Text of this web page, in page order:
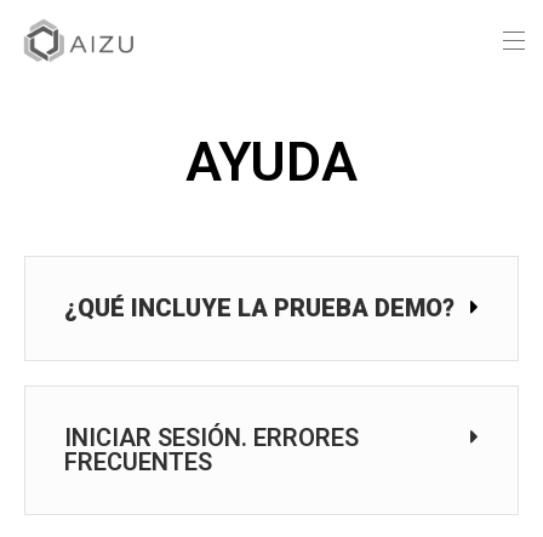
AYUDA
¿QUÉ INCLUYE LA PRUEBA DEMO?
INICIAR SESIÓN. ERRORES
FRECUENTES